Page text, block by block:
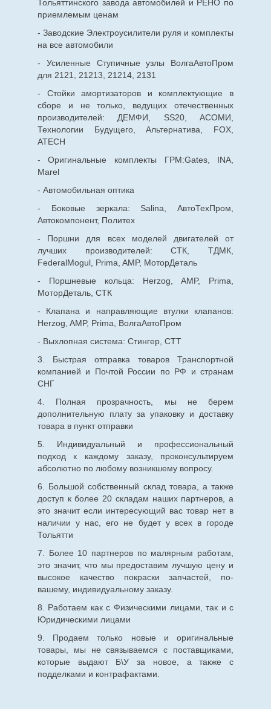
Тольяттинского завода автомобилей и РЕНО по
приемлемым ценам
- Заводские Электроусилители руля и комплекты
на все автомобили
- Усиленные Ступичные узлы ВолгаАвтоПром
для 2121, 21213, 21214, 2131
- Стойки амортизаторов и комплектующие в
сборе и не только, ведущих отечественных
производителей: ДЕМФИ, SS20, АСОМИ,
Технологии Будущего, Альтернатива, FOX,
ATECH
- Оригинальные комплекты ГРМ:Gates, INA,
Marel
- Автомобильная оптика
- Боковые зеркала: Salina, АвтоТехПром,
Автокомпонент, Политех
- Поршни для всех моделей двигателей от
лучших производителей: СТК, ТДМК,
FederalMogul, Prima, AMP, МоторДеталь
- Поршневые кольца: Herzog, AMP, Prima,
МоторДеталь, СТК
- Клапана и направляющие втулки клапанов:
Herzog, AMP, Prima, ВолгаАвтоПром
- Выхлопная система: Стингер, СТТ
3. Быстрая отправка товаров Транспортной
компанией и Почтой России по РФ и странам
СНГ
4. Полная прозрачность, мы не берем
дополнительную плату за упаковку и доставку
товара в пункт отправки
5. Индивидуальный и профессиональный
подход к каждому заказу, проконсультируем
абсолютно по любому возникшему вопросу.
6. Большой собственный склад товара, а также
доступ к более 20 складам наших партнеров, а
это значит если интересующий вас товар нет в
наличии у нас, его не будет у всех в городе
Тольятти
7. Более 10 партнеров по малярным работам,
это значит, что мы предоставим лучшую цену и
высокое качество покраски запчастей, по-
вашему, индивидуальному заказу.
8. Работаем как с Физическими лицами, так и с
Юридическими лицами
9. Продаем только новые и оригинальные
товары, мы не связываемся с поставщиками,
которые выдают Б\У за новое, а также с
подделками и контрафактами.